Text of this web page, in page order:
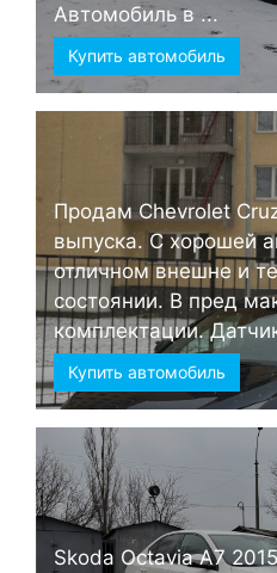
Автомобиль в ...
Купить автомобиль
Продам Chevrolet
выпуска. С хорошей
отличном внешне и
состоянии. В пред
комплектации.
Купить автомобиль
Skoda Octavia А7